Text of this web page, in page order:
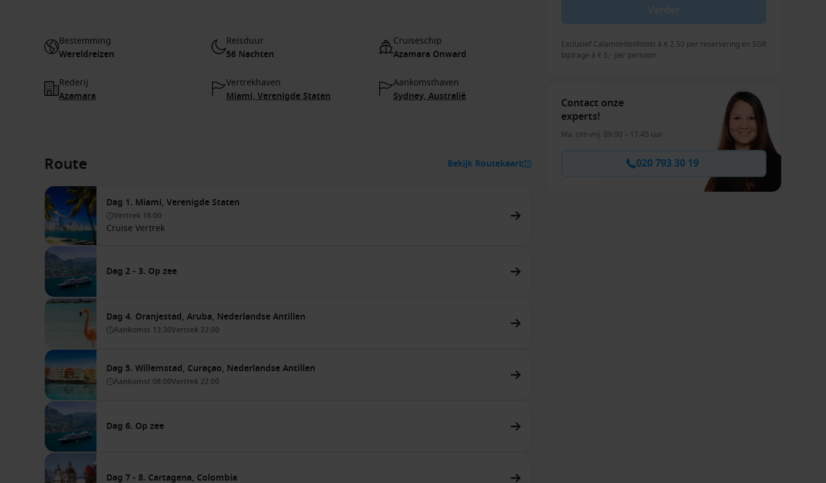
Bestemming
Wereldreizen
Reisduur
56 Nachten
Cruiseschip
Azamara Onward
Rederij
Azamara
Vertrekhaven
Miami, Verenigde Staten
Aankomsthaven
Sydney, Australië
Route Bekijk Routekaart
Dag 1. Miami, Verenigde Staten
Vertrek 18:00
Cruise Vertrek
Dag 2 - 3. Op zee
Dag 4. Oranjestad, Aruba, Nederlandse Antillen
Aankomst 13:30Vertrek 22:00
Dag 5. Willemstad, Curaçao, Nederlandse Antillen
Aankomst 08:00Vertrek 22:00
Dag 6. Op zee
Dag 7 - 8. Cartagena, Colombia
Exclusief Calamiteitenfonds à € 2.50 per reservering en SGR
bijdrage à € 5,- per persoon
Contact onze
experts!
Ma. t/m vrij. 09:00 – 17:45 uur
020 793 30 19